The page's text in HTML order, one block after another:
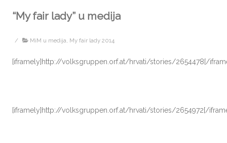
“My fair lady” u medija
/ MiM u medija, My fair lady 2014
[iframely]http://volksgruppen.orf.at/hrvati/stories/2654478[/
[iframely]http://volksgruppen.orf.at/hrvati/stories/2654972[/